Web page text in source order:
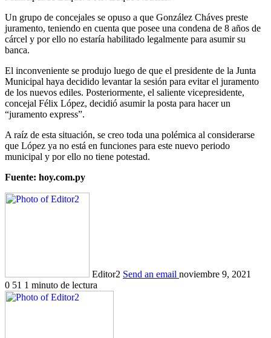
Un grupo de concejales se opuso a que González Cháves preste
juramento, teniendo en cuenta que posee una condena de 8 años de
cárcel y por ello no estaría habilitado legalmente para asumir su
banca.
El inconveniente se produjo luego de que el presidente de la Junta
Municipal haya decidido levantar la sesión para evitar el juramento
de los nuevos ediles. Posteriormente, el saliente vicepresidente,
concejal Félix López, decidió asumir la posta para hacer un
“juramento express”.
A raíz de esta situación, se creo toda una polémica al considerarse
que López ya no está en funciones para este nuevo periodo
municipal y por ello no tiene potestad.
Fuente: hoy.com.py
Editor2 Send an email noviembre 9, 2021
0 51 1 minuto de lectura